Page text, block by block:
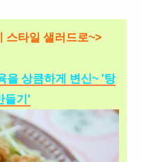
스타일 샐러드로~>
을 상큼하게 변신~ '탕
들기'